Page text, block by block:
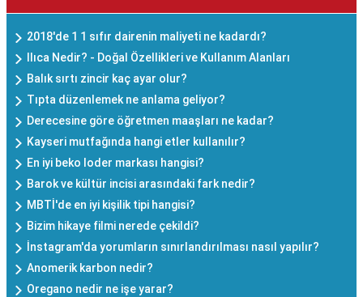
2018'de 1 1 sıfır dairenin maliyeti ne kadardı?
Ilıca Nedir? - Doğal Özellikleri ve Kullanım Alanları
Balık sırtı zincir kaç ayar olur?
Tıpta düzenlemek ne anlama geliyor?
Derecesine göre öğretmen maaşları ne kadar?
Kayseri mutfağında hangi etler kullanılır?
En iyi beko loder markası hangisi?
Barok ve kültür incisi arasındaki fark nedir?
MBTİ'de en iyi kişilik tipi hangisi?
Bizim hikaye filmi nerede çekildi?
İnstagram'da yorumların sınırlandırılması nasıl yapılır?
Anomerik karbon nedir?
Oregano nedir ne işe yarar?